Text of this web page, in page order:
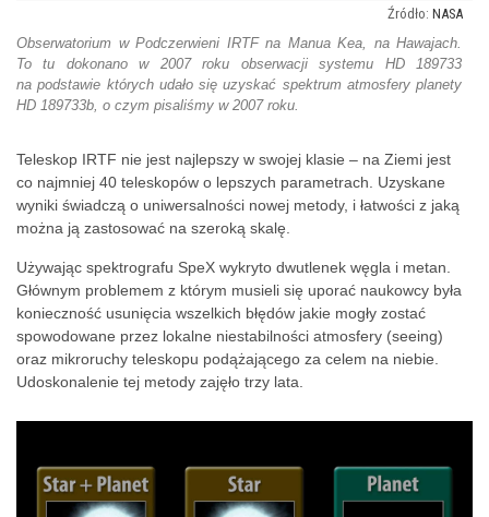
NASA
Obserwatorium w Podczerwieni IRTF na Manua Kea, na Hawajach.
To tu dokonano w 2007 roku obserwacji systemu HD 189733
na podstawie których udało się uzyskać spektrum atmosfery planety
HD 189733b, o czym pisaliśmy w 2007 roku.
Teleskop IRTF nie jest najlepszy w swojej klasie – na Ziemi jest
co najmniej 40 teleskopów o lepszych parametrach. Uzyskane
wyniki świadczą o uniwersalności nowej metody, i łatwości z jaką
można ją zastosować na szeroką skalę.
Używając spektrografu SpeX wykryto dwutlenek węgla i metan.
Głównym problemem z którym musieli się uporać naukowcy była
konieczność usunięcia wszelkich błędów jakie mogły zostać
spowodowane przez lokalne niestabilności atmosfery (seeing)
oraz mikroruchy teleskopu podążającego za celem na niebie.
Udoskonalenie tej metody zajęło trzy lata.